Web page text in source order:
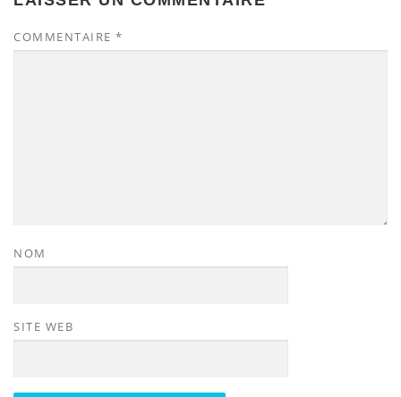
COMMENTAIRE *
NOM
SITE WEB